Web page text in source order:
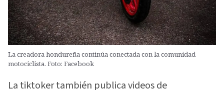
La creadora hondureña continúa conectada con la comunidad
motociclista. Foto: Facebook
La tiktoker también publica videos de